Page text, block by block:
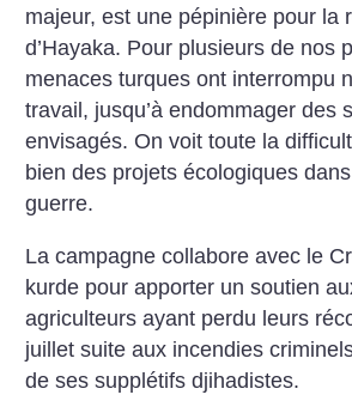
majeur, est une pépinière pour la
d’Hayaka. Pour plusieurs de nos
menaces turques ont interrompu
travail, jusqu’à endommager des
envisagés. On voit toute la
bien des projets écologiques
guerre.
La campagne collabore avec le
kurde pour apporter un soutien
agriculteurs ayant perdu leurs
juillet suite aux incendies
de ses supplétifs djihadistes.